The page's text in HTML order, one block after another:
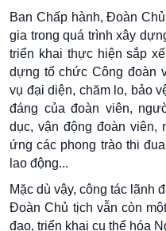
Ban Chấp hành, Đoàn
gia trong quá trình xây
triển khai thực hiện sắp
dựng tổ chức Công đoàn
vụ đại diện, chăm lo, bảo
đáng của đoàn viên,
dục, vận động đoàn
ứng các phong trào thi
lao động...
Mặc dù vậy, công tác lãnh
Đoàn Chủ tịch vẫn còn
đạo, triển khai cụ thể hóa